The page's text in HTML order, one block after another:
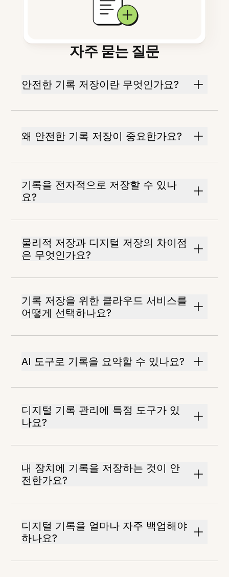
자주 묻는 질문
안전한 기록 저장이란 무엇인가요?
왜 안전한 기록 저장이 중요한가요?
기록을 전자적으로 저장할 수 있나
요?
물리적 저장과 디지털 저장의 차이점
은 무엇인가요?
기록 저장을 위한 클라우드 서비스를
어떻게 선택하나요?
AI 도구로 기록을 요약할 수 있나요?
디지털 기록 관리에 특정 도구가 있
나요?
내 장치에 기록을 저장하는 것이 안
전한가요?
디지털 기록을 얼마나 자주 백업해야
하나요?